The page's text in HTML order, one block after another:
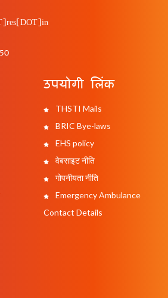
उपयोगी लिंक
THSTI Mails
BRIC Bye-laws
EHS policy
वेबसाइट नीति
गोपनीयता नीति
Emergency Ambulance
Contact Details